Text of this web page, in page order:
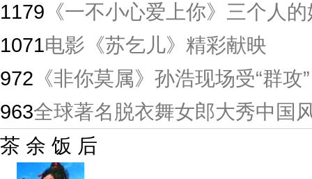
1179 《一不小心爱上你》三个人
1071电影《苏乞儿》精彩献映
972 《非你莫属》孙浩现场受“群攻”
963全球著名脱衣舞女郎大秀中国
茶 余 饭 后